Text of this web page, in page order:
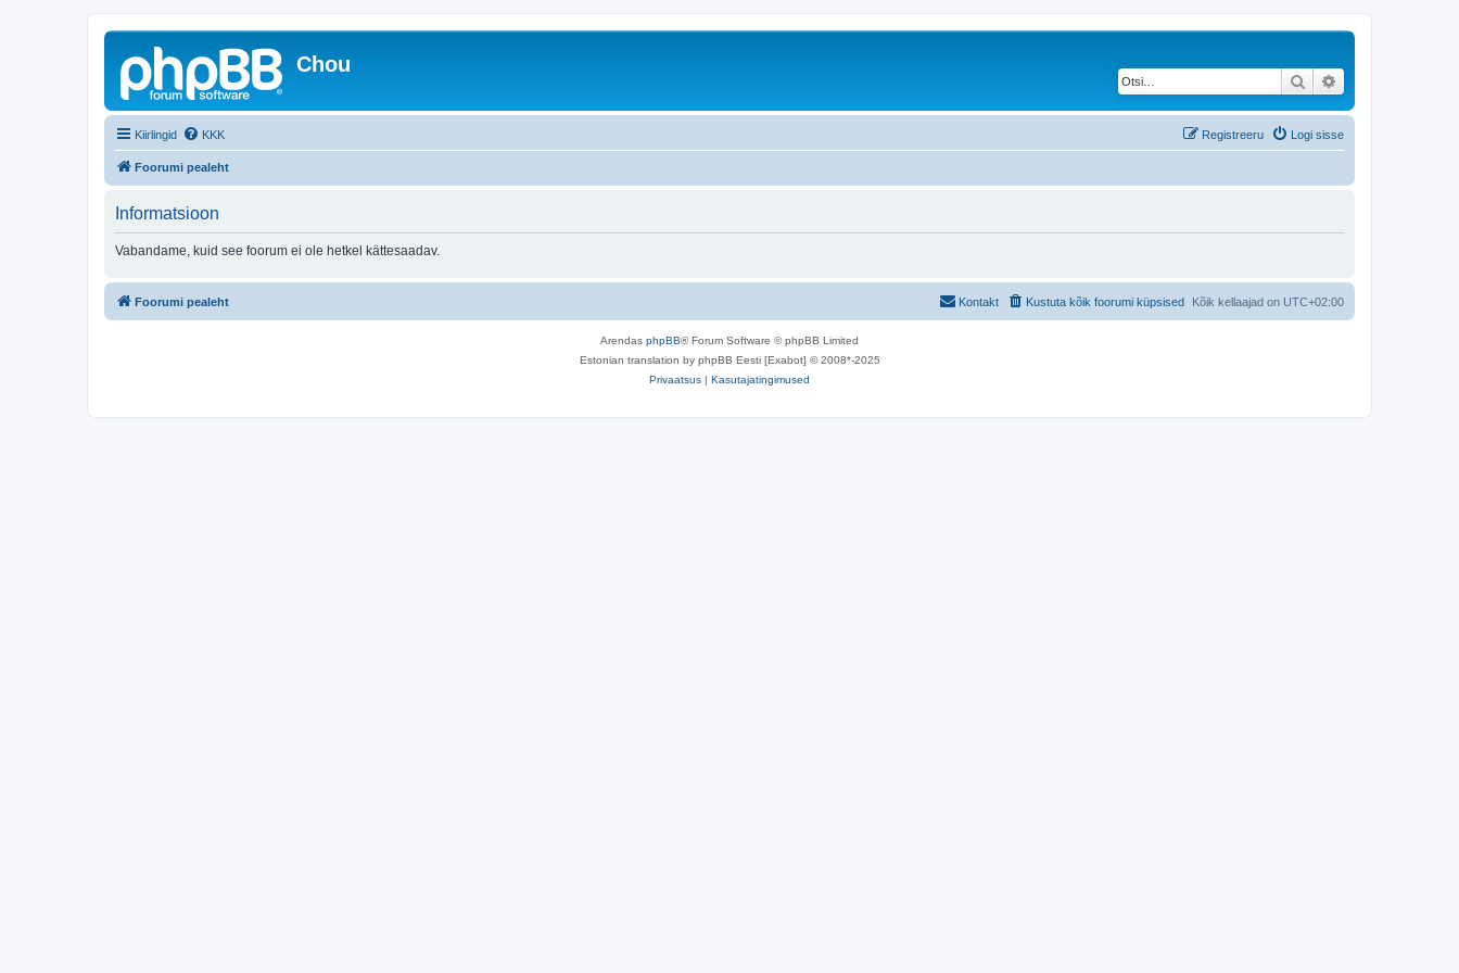
Chou
Otsi
Kiirlingid KKK Logi sisse
Registreeru
Foorumi pealeht
Informatsioon
Vabandame, kuid see foorum ei ole hetkel kättesaadav.
Foorumi pealeht Kõik kellaajad on UTC+02:00
Kustuta kõik foorumi küpsised
Kontakt
Arendas phpBB® Forum Software © phpBB Limited
Estonian translation by phpBB Eesti [Exabot] © 2008*-2025
Privaatsus | Kasutajatingimused